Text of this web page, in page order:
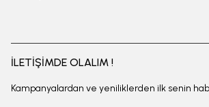
İLETİŞİMDE OLALIM !
Kampanyalardan ve yeniliklerden ilk senin